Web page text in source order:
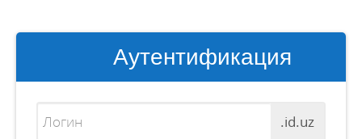
Аутентификация
.id.uz